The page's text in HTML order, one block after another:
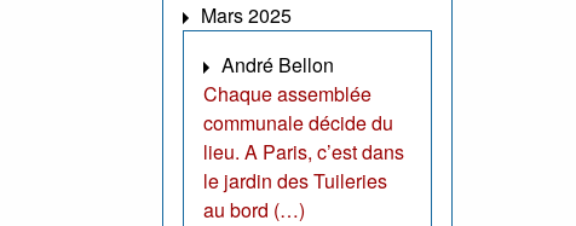
Mars 2025
André Bellon
Chaque assemblée
communale décide du
lieu. A Paris, c’est dans
le jardin des Tuileries
au bord (…)